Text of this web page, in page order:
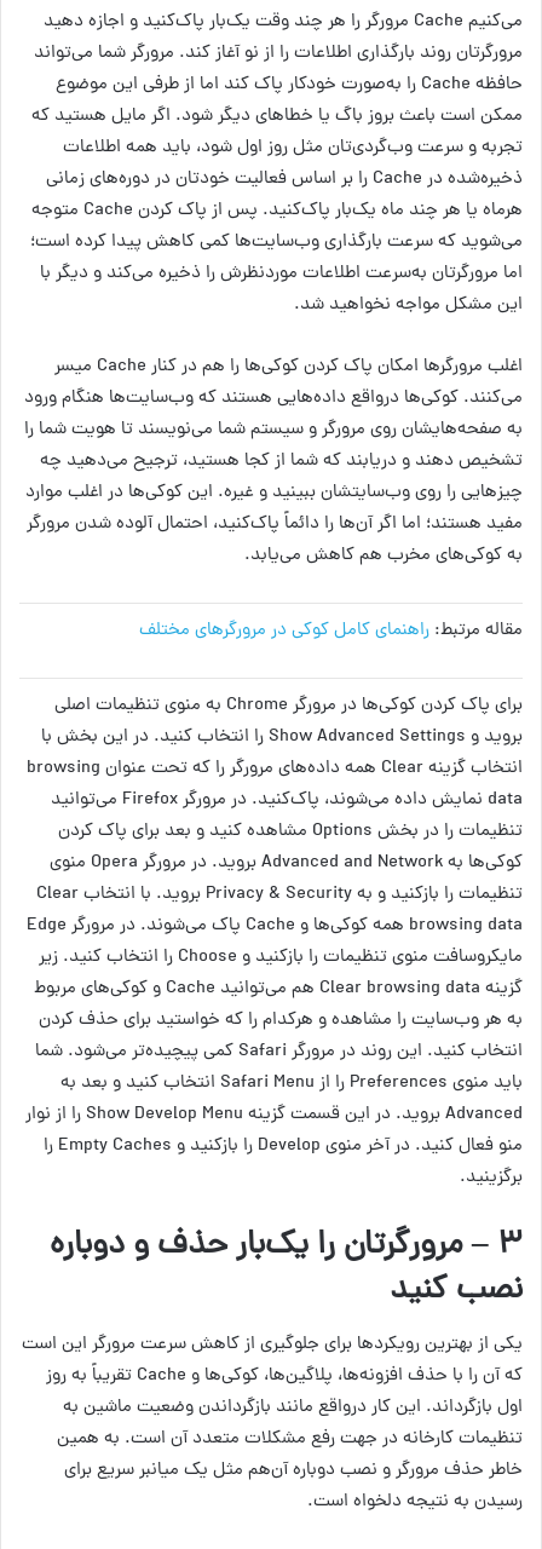
می‌کنیم Cache مرورگر را هر چند وقت یک‌بار پاک‌کنید و اجازه دهید
مرورگرتان روند بارگذاری اطلاعات را از نو آغاز کند. مرورگر شما می‌تواند
حافظه Cache را به‌صورت خودکار پاک کند اما از طرفی این موضوع
ممکن است باعث بروز باگ یا خطاهای دیگر شود. اگر مایل هستید که
تجربه و سرعت وب‌گردی‌تان مثل روز اول شود، باید همه اطلاعات
ذخیره‌شده در Cache را بر اساس فعالیت خودتان در دوره‌های زمانی
هرماه یا هر چند ماه یک‌بار پاک‌کنید. پس از پاک کردن Cache متوجه
می‌شوید که سرعت بارگذاری وب‌سایت‌ها کمی کاهش پیدا کرده است؛
اما مرورگرتان به‌سرعت اطلاعات موردنظرش را ذخیره می‌کند و دیگر با
این مشکل مواجه نخواهید شد.
اغلب مرورگرها امکان پاک کردن کوکی‌ها را هم در کنار Cache میسر
می‌کنند. کوکی‌ها درواقع داده‌هایی هستند که وب‌سایت‌ها هنگام ورود
به صفحه‌هایشان روی مرورگر و سیستم شما می‌نویسند تا هویت شما را
تشخیص دهند و دریابند که شما از کجا هستید، ترجیح می‌دهید چه
چیزهایی را روی وب‌سایتشان ببینید و غیره. این کوکی‌ها در اغلب موارد
مفید هستند؛ اما اگر آن‌ها را دائماً پاک‌کنید، احتمال آلوده شدن مرورگر
به کوکی‌های مخرب هم کاهش می‌یابد.
مقاله مرتبط: راهنمای کامل کوکی در مرورگرهای مختلف
برای پاک کردن کوکی‌ها در مرورگر Chrome به منوی تنظیمات اصلی
بروید و Show Advanced Settings را انتخاب کنید. در این بخش با
انتخاب گزینه Clear همه داده‌های مرورگر را که تحت عنوان browsing
data نمایش داده می‌شوند، پاک‌کنید. در مرورگر Firefox می‌توانید
تنظیمات را در بخش Options مشاهده کنید و بعد برای پاک کردن
کوکی‌ها به Advanced and Network بروید. در مرورگر Opera منوی
تنظیمات را بازکنید و به Privacy & Security بروید. با انتخاب Clear
browsing data همه کوکی‌ها و Cache پاک می‌شوند. در مرورگر Edge
مایکروسافت منوی تنظیمات را بازکنید و Choose را انتخاب کنید. زیر
گزینه Clear browsing data هم می‌توانید Cache و کوکی‌های مربوط
به هر وب‌سایت را مشاهده و هرکدام را که خواستید برای حذف کردن
انتخاب کنید. این روند در مرورگر Safari کمی پیچیده‌تر می‌شود. شما
باید منوی Preferences را از Safari Menu انتخاب کنید و بعد به
Advanced بروید. در این قسمت گزینه Show Develop Menu را از نوار
منو فعال کنید. در آخر منوی Develop را بازکنید و Empty Caches را
برگزینید.
۳ – مرورگرتان را یک‌بار حذف و دوباره
نصب کنید
یکی از بهترین رویکردها برای جلوگیری از کاهش سرعت مرورگر این است
که آن را با حذف افزونه‌ها، پلاگین‌ها، کوکی‌ها و Cache تقریباً به روز
اول بازگرداند. این کار درواقع مانند بازگرداندن وضعیت ماشین به
تنظیمات کارخانه در جهت رفع مشکلات متعدد آن است. به همین
خاطر حذف مرورگر و نصب دوباره آن‌هم مثل یک میانبر سریع برای
رسیدن به نتیجه دلخواه است.